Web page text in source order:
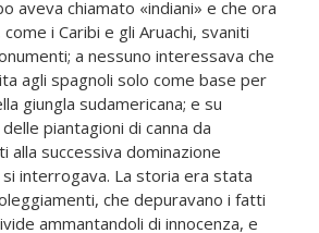
aveva chiamato «indiani» e che ora
i Caribi e gli Aruachi, svaniti
a nessuno interessava che
agli spagnoli solo come base per
giungla sudamericana; e su
piantagioni di canna da
alla successiva dominazione
interrogava. La storia era stata
che depuravano i fatti
ammantandoli di innocenza, e